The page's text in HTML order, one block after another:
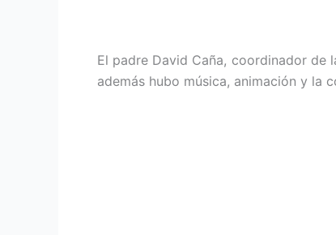
El padre David Caña, coordinador de
además hubo música, animación y la